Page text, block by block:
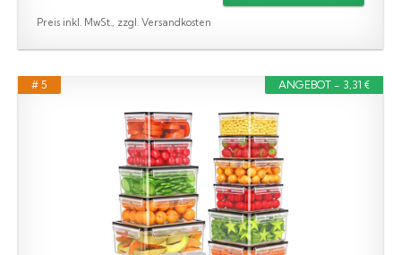
Preis inkl. MwSt., zzgl. Versandkosten
ANGEBOT - 3,31 €
# 5